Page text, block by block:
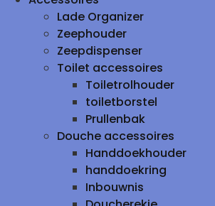
Lade Organizer
Zeephouder
Zeepdispenser
Toilet accessoires
Toiletrolhouder
toiletborstel
Prullenbak
Douche accessoires
Handdoekhouder
handdoekring
Inbouwnis